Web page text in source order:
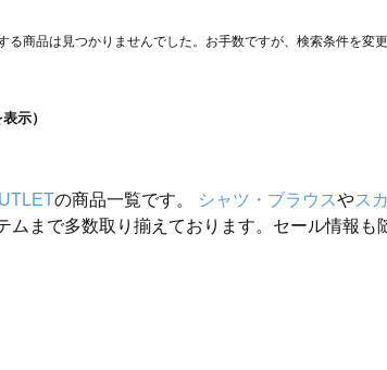
る商品は見つかりませんでした。お手数ですが、検索条件を変更
示）
の商品一覧です。 シャツ・ブラウスやス
ムまで多数取り揃えております。セール情報も